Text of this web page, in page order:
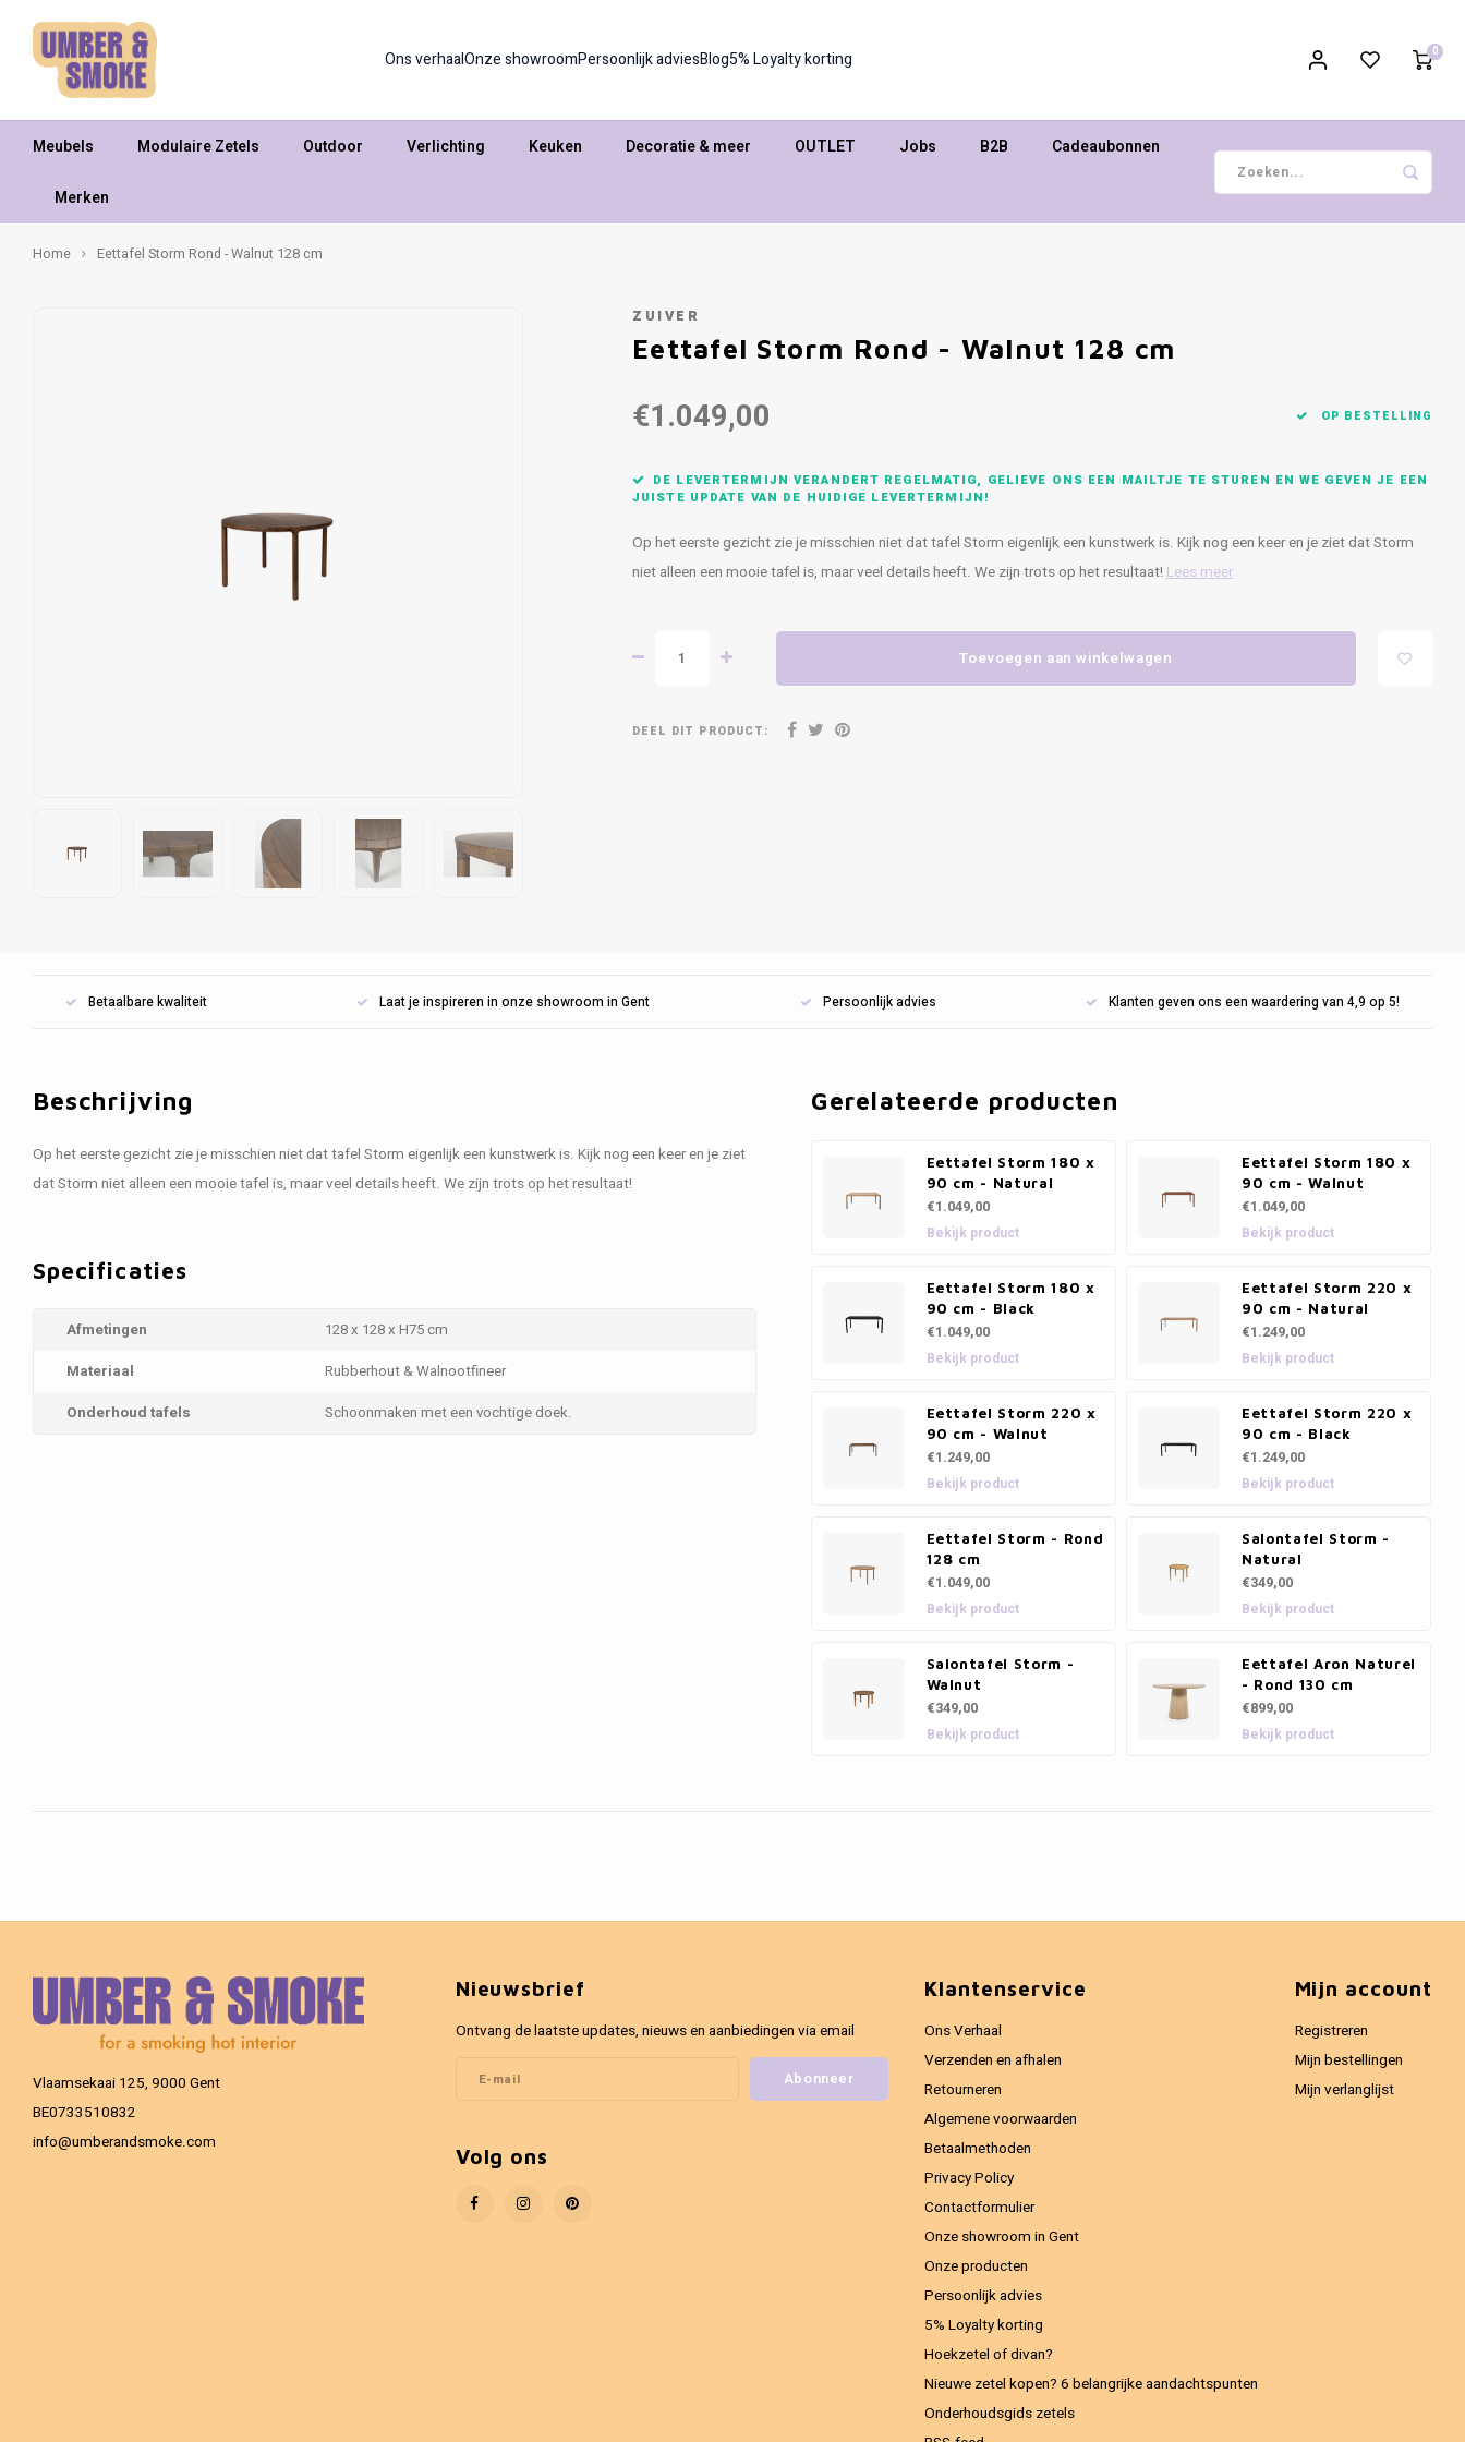
Ons verhaalOnze showroomPersoonlijk adviesBlog5% Loyalty korting 0
Meubels Modulaire Zetels Outdoor Verlichting Keuken Decoratie & meer OUTLET Jobs B2B Cadeaubonnen
Merken
Home Eettafel Storm Rond - Walnut 128 cm
ZUIVER
Eettafel Storm Rond - Walnut 128 cm
€1.049,00 OP BESTELLING
DE LEVERTERMIJN VERANDERT REGELMATIG, GELIEVE ONS EEN MAILTJE TE STUREN EN WE GEVEN JE EEN
JUISTE UPDATE VAN DE HUIDIGE LEVERTERMIJN!
Op het eerste gezicht zie je misschien niet dat tafel Storm eigenlijk een kunstwerk is. Kijk nog een keer en je ziet dat Storm
niet alleen een mooie tafel is, maar veel details heeft. We zijn trots op het resultaat!Lees meer
Toevoegen aan winkelwagen
DEEL DIT PRODUCT:
Betaalbare kwaliteit Laat je inspireren in onze showroom in Gent Persoonlijk advies Klanten geven ons een waardering van 4,9 op 5!
Beschrijving
Op het eerste gezicht zie je misschien niet dat tafel Storm eigenlijk een kunstwerk is. Kijk nog een keer en je ziet
dat Storm niet alleen een mooie tafel is, maar veel details heeft. We zijn trots op het resultaat!
Specificaties
Afmetingen
128 x 128 x H75 cm
Materiaal
Rubberhout & Walnootfineer
Onderhoud tafels
Schoonmaken met een vochtige doek.
Gerelateerde producten
Eettafel Storm 180 x
90 cm - Natural
€1.049,00
Bekijk product
Eettafel Storm 180 x
90 cm - Walnut
€1.049,00
Bekijk product
Eettafel Storm 180 x
90 cm - Black
€1.049,00
Bekijk product
Eettafel Storm 220 x
90 cm - Natural
€1.249,00
Bekijk product
Eettafel Storm 220 x
90 cm - Walnut
€1.249,00
Bekijk product
Eettafel Storm 220 x
90 cm - Black
€1.249,00
Bekijk product
Eettafel Storm - Rond
128 cm
€1.049,00
Bekijk product
Salontafel Storm -
Natural
€349,00
Bekijk product
Salontafel Storm -
Walnut
€349,00
Bekijk product
Eettafel Aron Naturel
- Rond 130 cm
€899,00
Bekijk product
Vlaamsekaai 125, 9000 Gent
BE0733510832
info@umberandsmoke.com
Nieuwsbrief
Ontvang de laatste updates, nieuws en aanbiedingen via email
Abonneer
Volg ons
Klantenservice
Ons Verhaal
Verzenden en afhalen
Retourneren
Algemene voorwaarden
Betaalmethoden
Privacy Policy
Contactformulier
Onze showroom in Gent
Onze producten
Persoonlijk advies
5% Loyalty korting
Hoekzetel of divan?
Nieuwe zetel kopen? 6 belangrijke aandachtspunten
Onderhoudsgids zetels
Mijn account
Registreren
Mijn bestellingen
Mijn verlanglijst